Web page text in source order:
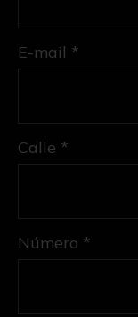
E-mail *
Calle *
Número *